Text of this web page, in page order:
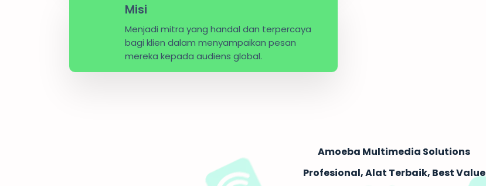
Misi
Menjadi mitra yang handal dan terpercaya
bagi klien dalam menyampaikan pesan
mereka kepada audiens global.
Amoeba Multimedia Solutions
Profesional, Alat Terbaik, Best Value